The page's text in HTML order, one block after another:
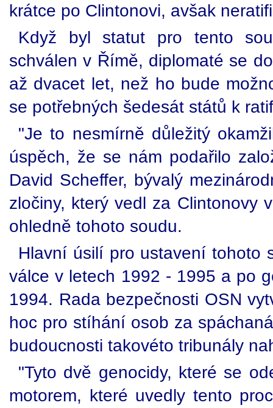
krátce po Clintonovi, avšak
Když byl statut pro tento
schválen v Římě, diplomaté se
až dvacet let, než ho bude
se potřebných šedesát států k
"Je to nesmírně důležitý
úspěch, že se nám podařilo
David Scheffer, bývalý
zločiny, který vedl za Clintonovy
ohledně tohoto soudu.
Hlavní úsilí pro ustavení tohoto
válce v letech 1992 - 1995 a po
1994. Rada bezpečnosti OSN
hoc pro stíhání osob za
budoucnosti takovéto tribunály
"Tyto dvě genocidy, které se
motorem, které uvedly tento